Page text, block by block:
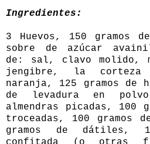
Ingredientes:
3 Huevos, 150 gramos
sobre de azúcar
de: sal, clavo molido,
jengibre, la
naranja, 125 gramos de
de levadura en
almendras picadas, 100
troceadas, 100 gramos
gramos de dátiles,